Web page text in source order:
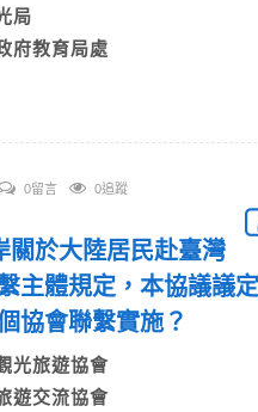
局
府教育局處
0留言 0追蹤
關於大陸居民赴臺灣
主體規定，本協議議
協會聯繫實施？
光旅遊協會
遊交流協會